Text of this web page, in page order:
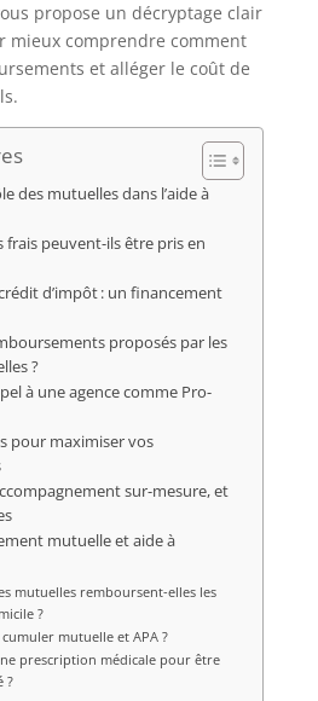
propose un décryptage clair
mieux comprendre comment
et alléger le coût de
des mutuelles dans l’aide à
frais peuvent-ils être pris en
d’impôt : un financement
proposés par les
?
à une agence comme Pro-
pour maximiser vos
sur-mesure, et
mutuelle et aide à
mutuelles remboursent-elles les
?
mutuelle et APA ?
prescription médicale pour être
?